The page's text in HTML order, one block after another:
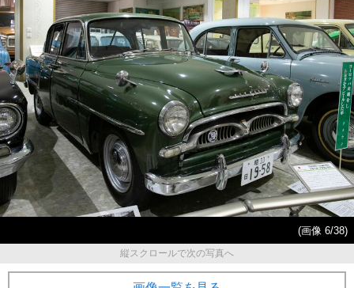
(画像 6/38)
縦スクロールで次の写真へ